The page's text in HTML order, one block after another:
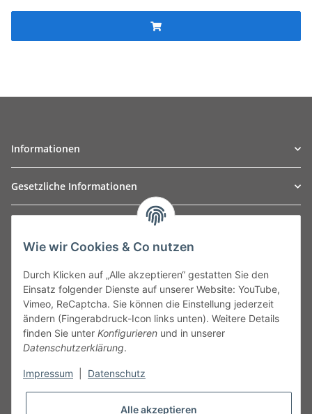
Informationen
Gesetzliche Informationen
Leibnizstraße 2a
Germany
Phone:+49 40 5287270
Fax:+49 40 5281050
Email:sales@tow-automotive.de
Wie wir Cookies & Co nutzen
Durch Klicken auf „Alle akzeptieren“ gestatten Sie den
Einsatz folgender Dienste auf unserer Website: YouTube,
Vimeo, ReCaptcha. Sie können die Einstellung jederzeit
ändern (Fingerabdruck-Icon links unten). Weitere Details
finden Sie unter Konfigurieren und in unserer
Datenschutzerklärung.
Impressum Datenschutz
Alle akzeptieren